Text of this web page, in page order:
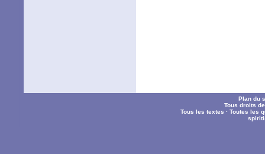
Plan du
Tous droits
Tous les textes ·Toutes les